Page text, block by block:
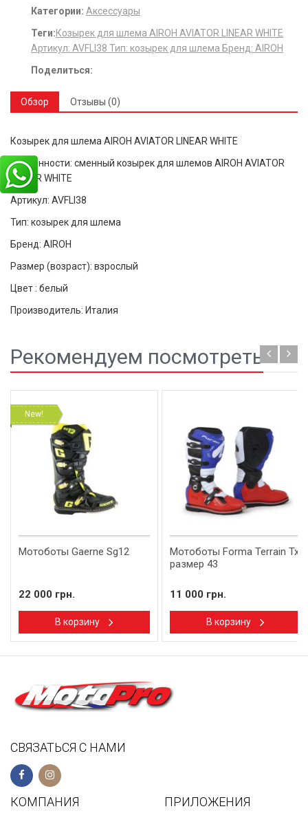
Категории: Аксессуары
Теги:​Козырек для шлема AIROH AVIATOR LINEAR WHITE
Артикул: AVFLI38 Тип: козырек для шлема Бренд: AIROH
Поделиться:
Обзор Отзывы (0)
Козырек для шлема AIROH AVIATOR LINEAR WHITE
Особенности: сменный козырек для шлемов AIROH AVIATOR
LINEAR WHITE
Артикул: AVFLI38
Тип: козырек для шлема
Бренд: AIROH
Размер (возраст): взрослый
Цвет : белый
Производитель: Италия
Рекомендуем посмотреть
New!
Мотоботы Gaerne Sg12
22 000 грн.
В корзину
Мотоботы Forma Terrain Tx
размер 43
11 000 грн.
В корзину
СВЯЗАТЬСЯ С НАМИ
КОМПАНИЯ ПРИЛОЖЕНИЯ